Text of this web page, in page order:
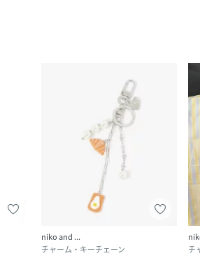
niko and ...
チャーム・キーチェーン
チ